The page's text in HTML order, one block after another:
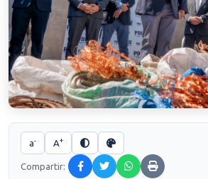
a- A+
Compartir: